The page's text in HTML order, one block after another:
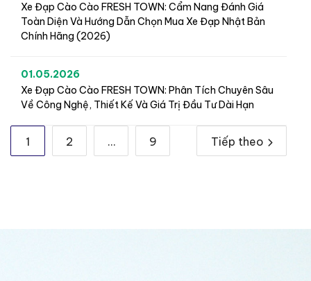
Xe Đạp Cào Cào FRESH TOWN: Cẩm Nang Đánh Giá
Toàn Diện Và Hướng Dẫn Chọn Mua Xe Đạp Nhật Bản
Chính Hãng (2026)
01.05.2026
Xe Đạp Cào Cào FRESH TOWN: Phân Tích Chuyên Sâu
Về Công Nghệ, Thiết Kế Và Giá Trị Đầu Tư Dài Hạn
Phân
1 2 … 9 Tiếp theo